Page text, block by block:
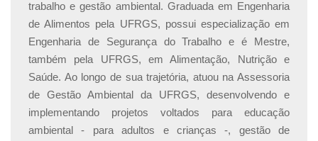
trabalho e gestão ambiental. Graduada em Engenharia
de Alimentos pela UFRGS, possui especialização em
Engenharia de Segurança do Trabalho e é Mestre,
também pela UFRGS, em Alimentação, Nutrição e
Saúde. Ao longo de sua trajetória, atuou na Assessoria
de Gestão Ambiental da UFRGS, desenvolvendo e
implementando projetos voltados para educação
ambiental - para adultos e crianças -, gestão de